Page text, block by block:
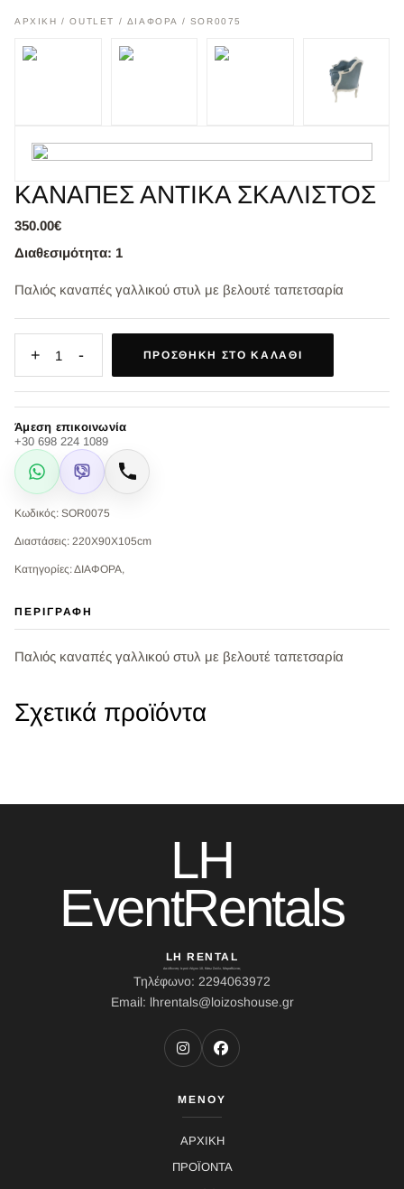
ΑΡΧΙΚΉ /OUTLET / ΔΙΑΦΟΡΑ / SOR0075
ΚΑΝΑΠΕΣ ΑΝΤΙΚΑ ΣΚΑΛΙΣΤΟΣ
350.00€
Διαθεσιμότητα: 1
Παλιός καναπές γαλλικού στυλ με βελουτέ ταπετσαρία
+ 1 - ΠΡΟΣΘΉΚΗ ΣΤΟ ΚΑΛΆΘΙ
Άμεση επικοινωνία
+30 698 224 1089
WhatsApp
Viber Κλήση
Κωδικός: SOR0075
Διαστάσεις: 220Χ90Χ105cm
Κατηγορίες: ΔΙΑΦΟΡΑ,
ΠΕΡΙΓΡΑΦΉ
Παλιός καναπές γαλλικού στυλ με βελουτέ ταπετσαρία
Σχετικά προϊόντα
LH
EventRentals
LH RENTAL
Διεύθυνση: Ιερού Λόχου 10, Κάτω Σούλι, Μαραθώνας
Τηλέφωνο: 2294063972
Email: lhrentals@loizoshouse.gr
ΜΕΝΟΥ
ΑΡΧΙΚΗ
ΠΡΟΪΟΝΤΑ